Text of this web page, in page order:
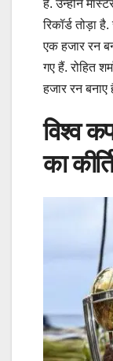
हैं. उन्होंने
रिकॉर्ड तोड़ा
एक हजार रन
गए हैं. रोहित
हजार रन बनाए
विश्व
का